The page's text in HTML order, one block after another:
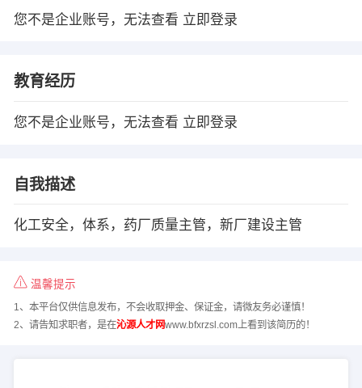
您不是企业账号，无法查看 立即登录
教育经历
您不是企业账号，无法查看 立即登录
自我描述
化工安全，体系，药厂质量主管，新厂建设主管
温馨提示
1、本平台仅供信息发布，不会收取押金、保证金，请微友务必谨慎！
2、请告知求职者，是在沁源人才网www.bfxrzsl.com上看到该简历的！